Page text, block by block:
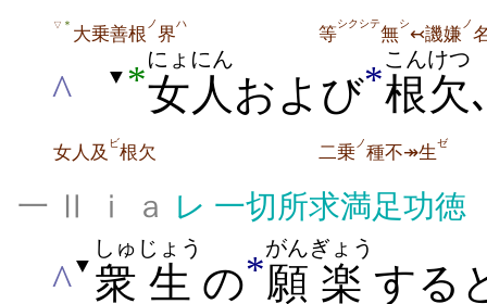
▽ ＊ 大乗善根 ノ界ハ 等シクシテ無シ↢譏嫌 ノ
^ ▼ *女人
にょにん
および*根欠
こんけつ
女人及 ビ根欠 二乗 ノ種不↠生ゼ
一 Ⅱ ⅰ ａ レ 一切所求満足功徳
^▼ 衆
しゅ
生
じょう
の*願
がん
楽
ぎょう
する